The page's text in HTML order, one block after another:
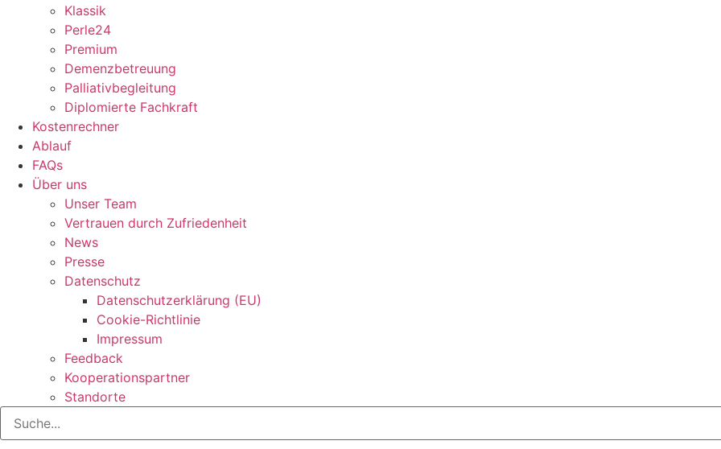
Klassik
Perle24
Premium
Demenzbetreuung
Palliativbegleitung
Diplomierte Fachkraft
Kostenrechner
Ablauf
FAQs
Über uns
Unser Team
Vertrauen durch Zufriedenheit
News
Presse
Datenschutz
Datenschutzerklärung (EU)
Cookie-Richtlinie
Impressum
Feedback
Kooperationspartner
Standorte